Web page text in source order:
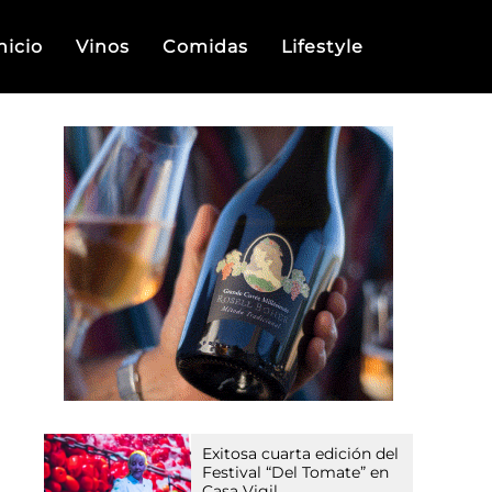
Vinos Comidas Lifestyle
Exitosa cuarta edición del
Festival “Del Tomate” en